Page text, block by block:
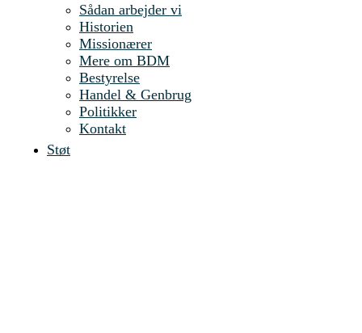
Sådan arbejder vi
Historien
Missionærer
Mere om BDM
Bestyrelse
Handel & Genbrug
Politikker
Kontakt
Støt